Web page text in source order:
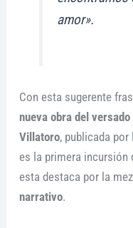
amor».
Con esta sugerente
nueva obra del versado
Villatoro, publicada por
es la primera
esta destaca por la
narrativo.